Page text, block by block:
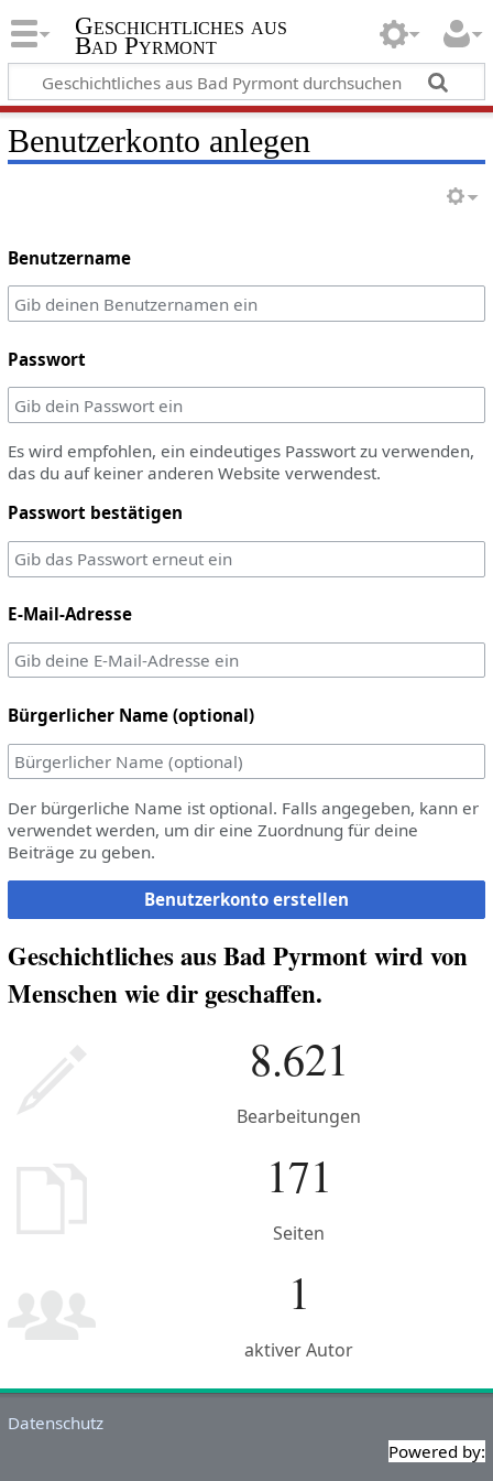
Geschichtliches aus
Bad Pyrmont
Benutzerkonto anlegen
Benutzername
Passwort
Es wird empfohlen, ein eindeutiges Passwort zu verwenden,
das du auf keiner anderen Website verwendest.
Passwort bestätigen
E-Mail-Adresse
Bürgerlicher Name (optional)
Der bürgerliche Name ist optional. Falls angegeben, kann er
verwendet werden, um dir eine Zuordnung für deine
Beiträge zu geben.
Benutzerkonto erstellen
Geschichtliches aus Bad Pyrmont wird von
Menschen wie dir geschaffen.
8.621
Bearbeitungen
171
Seiten
1
aktiver Autor
Powered by:
Datenschutz